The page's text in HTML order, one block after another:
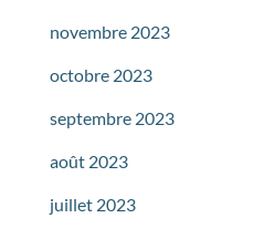
novembre 2023
octobre 2023
septembre 2023
août 2023
juillet 2023